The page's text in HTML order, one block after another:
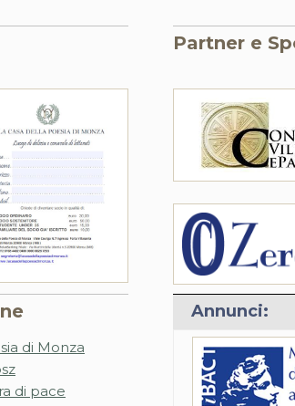
Partner e
di Monza
di pace
Annunci: